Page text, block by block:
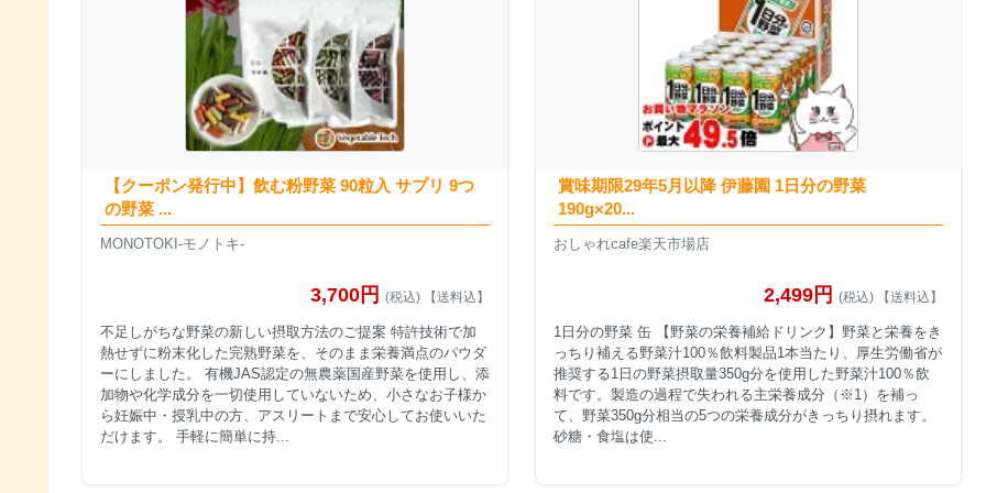
【クーポン発行中】飲む粉野菜 90粒入 サプリ 9つ
の野菜 ...
MONOTOKI-モノトキ-
3,700円 (税込) 【送料込】
不足しがちな野菜の新しい摂取方法のご提案 特許技術で加
熱せずに粉末化した完熟野菜を、そのまま栄養満点のパウダ
ーにしました。 有機JAS認定の無農薬国産野菜を使用し、添
加物や化学成分を一切使用していないため、小さなお子様か
ら妊娠中・授乳中の方、アスリートまで安心してお使いいた
だけます。 手軽に簡単に持...
賞味期限29年5月以降 伊藤園 1日分の野菜
190g×20...
おしゃれcafe楽天市場店
2,499円 (税込) 【送料込】
1日分の野菜 缶 【野菜の栄養補給ドリンク】野菜と栄養をき
っちり補える野菜汁100％飲料製品1本当たり、厚生労働省が
推奨する1日の野菜摂取量350g分を使用した野菜汁100％飲
料です。製造の過程で失われる主栄養成分（※1）を補っ
て、野菜350g分相当の5つの栄養成分がきっちり摂れます。
砂糖・食塩は使...